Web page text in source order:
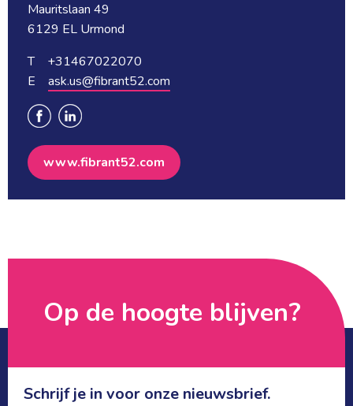
Mauritslaan 49
6129 EL Urmond
T +31467022070
E ask.us@fibrant52.com
www.fibrant52.com
Op de hoogte blijven?
Schrijf je in voor onze nieuwsbrief.